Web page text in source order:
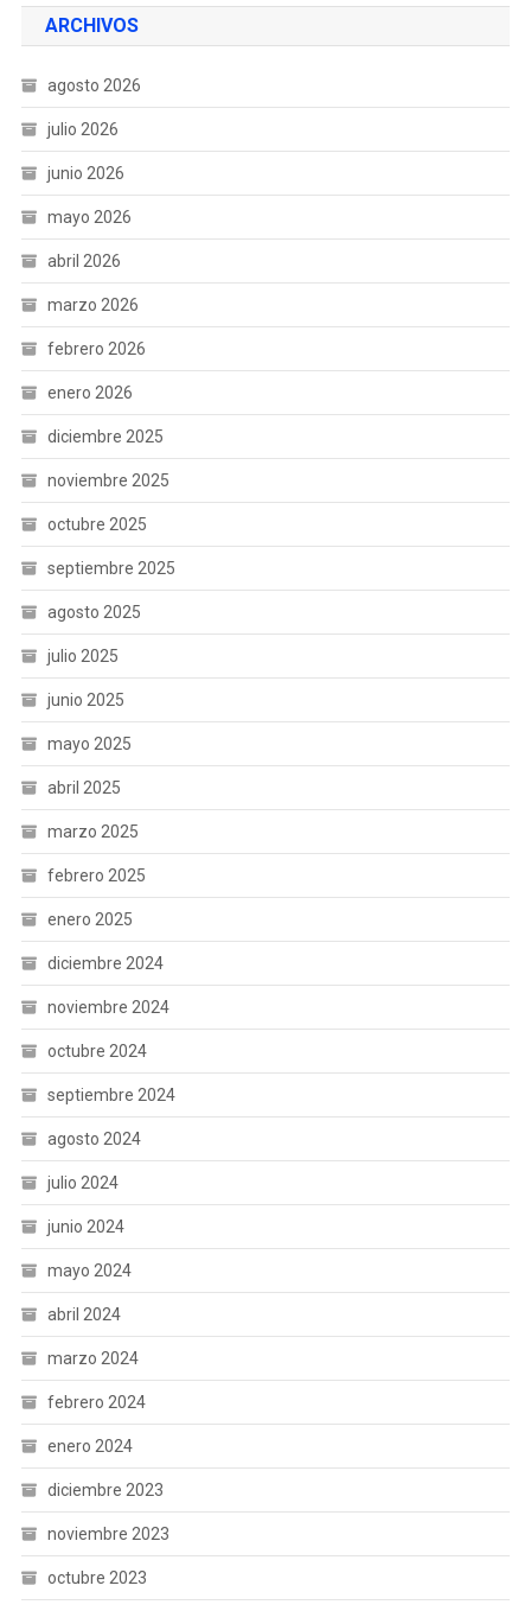
ARCHIVOS
agosto 2026
julio 2026
junio 2026
mayo 2026
abril 2026
marzo 2026
febrero 2026
enero 2026
diciembre 2025
noviembre 2025
octubre 2025
septiembre 2025
agosto 2025
julio 2025
junio 2025
mayo 2025
abril 2025
marzo 2025
febrero 2025
enero 2025
diciembre 2024
noviembre 2024
octubre 2024
septiembre 2024
agosto 2024
julio 2024
junio 2024
mayo 2024
abril 2024
marzo 2024
febrero 2024
enero 2024
diciembre 2023
noviembre 2023
octubre 2023